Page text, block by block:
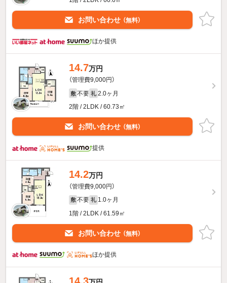
お問い合わせ （無料）
ほか提供
14.7万円
（管理費9,000円）
敷 不要 礼 2.0ヶ月
2階 / 2LDK / 60.73㎡
お問い合わせ （無料）
提供
14.2万円
（管理費9,000円）
敷 不要 礼 1.0ヶ月
1階 / 2LDK / 61.59㎡
お問い合わせ （無料）
ほか提供
14.3